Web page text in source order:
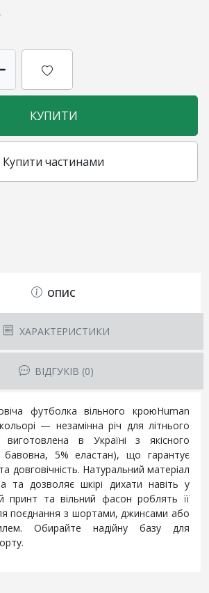
КУПИТИ
Купити частинами
ОПИС
ХАРАКТЕРИСТИКИ
ВІДГУКІВ (0)
футболка вільного кроюHuman
— незамінна річ для літнього
в Україні з якісного
бавовна, 5% еластан), що гарантує
довговічність. Натуральний матеріал
та дозволяє шкірі дихати навіть у
принт та вільний фасон роблять її
поєднання з шортами, джинсами або
Обирайте надійну базу для